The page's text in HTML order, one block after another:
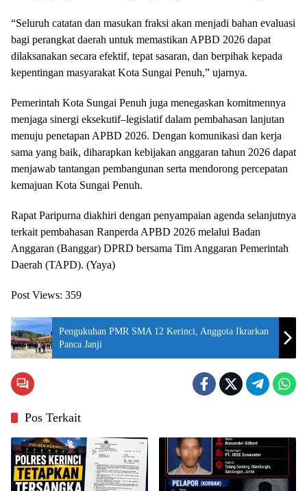
“Seluruh catatan dan masukan fraksi akan menjadi bahan evaluasi
bagi perangkat daerah untuk memastikan APBD 2026 dapat
dilaksanakan secara efektif, tepat sasaran, dan berpihak kepada
kepentingan masyarakat Kota Sungai Penuh,” ujarnya.
Pemerintah Kota Sungai Penuh juga menegaskan komitmennya
menjaga sinergi eksekutif–legislatif dalam pembahasan lanjutan
menuju penetapan APBD 2026. Dengan komunikasi dan kerja
sama yang baik, diharapkan kebijakan anggaran tahun 2026 dapat
menjawab tantangan pembangunan serta mendorong percepatan
kemajuan Kota Sungai Penuh.
Rapat Paripurna diakhiri dengan penyampaian agenda selanjutnya
terkait pembahasan Ranperda APBD 2026 melalui Badan
Anggaran (Banggar) DPRD bersama Tim Anggaran Pemerintah
Daerah (TAPD). (Yaya)
Post Views: 359
Pengukuhan PMR SMA 12 Kerinci, Anggota Ikrarkan
Panca Janji
Pos Terkait